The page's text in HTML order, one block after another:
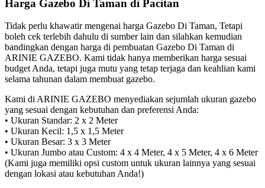
Harga Gazebo Di Taman di Pacitan
Tidak perlu khawatir mengenai harga Gazebo Di Taman, Tetapi
boleh cek terlebih dahulu di sumber lain dan silahkan kemudian
bandingkan dengan harga di pembuatan Gazebo Di Taman di
ARINIE GAZEBO. Kami tidak hanya memberikan harga sesuai
budget Anda, tetapi juga mutu yang tetap terjaga dan keahlian kami
selama tahunan dalam membuat gazebo.
Kami di ARINIE GAZEBO menyediakan sejumlah ukuran gazebo
yang sesuai dengan kebutuhan dan preferensi Anda:
• Ukuran Standar: 2 x 2 Meter
• Ukuran Kecil: 1,5 x 1,5 Meter
• Ukuran Besar: 3 x 3 Meter
• Ukuran Jumbo atau Custom: 4 x 4 Meter, 4 x 5 Meter, 4 x 6 Meter
(Kami juga memiliki opsi custom untuk ukuran lainnya yang sesuai
dengan lokasi atau kebutuhan Anda!)